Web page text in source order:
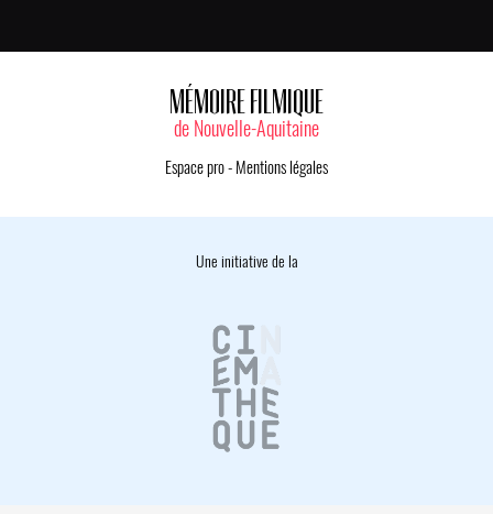
MÉMOIRE FILMIQUE
de Nouvelle-Aquitaine
Espace pro- Mentions légales
Une initiative de la